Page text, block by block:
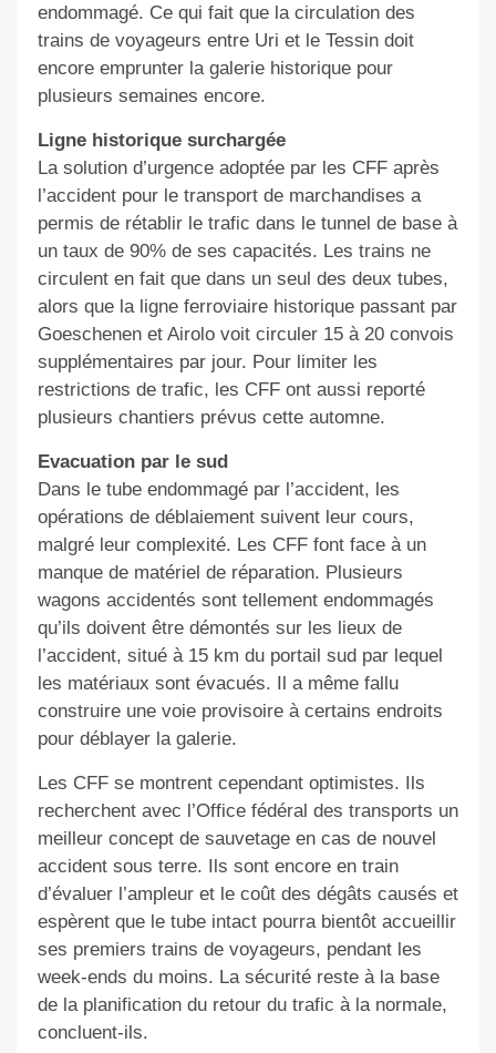
endommagé. Ce qui fait que la circulation des
trains de voyageurs entre Uri et le Tessin doit
encore emprunter la galerie historique pour
plusieurs semaines encore.
Ligne historique surchargée
La solution d’urgence adoptée par les CFF après
l’accident pour le transport de marchandises a
permis de rétablir le trafic dans le tunnel de base à
un taux de 90% de ses capacités. Les trains ne
circulent en fait que dans un seul des deux tubes,
alors que la ligne ferroviaire historique passant par
Goeschenen et Airolo voit circuler 15 à 20 convois
supplémentaires par jour. Pour limiter les
restrictions de trafic, les CFF ont aussi reporté
plusieurs chantiers prévus cette automne.
Evacuation par le sud
Dans le tube endommagé par l’accident, les
opérations de déblaiement suivent leur cours,
malgré leur complexité. Les CFF font face à un
manque de matériel de réparation. Plusieurs
wagons accidentés sont tellement endommagés
qu’ils doivent être démontés sur les lieux de
l’accident, situé à 15 km du portail sud par lequel
les matériaux sont évacués. Il a même fallu
construire une voie provisoire à certains endroits
pour déblayer la galerie.
Les CFF se montrent cependant optimistes. Ils
recherchent avec l’Office fédéral des transports un
meilleur concept de sauvetage en cas de nouvel
accident sous terre. Ils sont encore en train
d’évaluer l’ampleur et le coût des dégâts causés et
espèrent que le tube intact pourra bientôt accueillir
ses premiers trains de voyageurs, pendant les
week-ends du moins. La sécurité reste à la base
de la planification du retour du trafic à la normale,
concluent-ils.